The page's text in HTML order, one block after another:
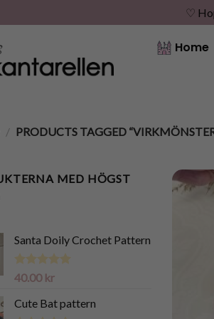
♡
Home
/ PRODUCTS TAGGED
MED HÖGST
Santa Doily Crochet Pattern
Rated5.00
40.00 kr
Cute Bat pattern